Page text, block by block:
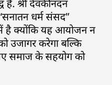
हैं. श्री देवकीनंदन
धर्म संसद”
है क्योंकि यह आयोजन न
उजागर करेगा बल्कि
समाज के सहयोग को